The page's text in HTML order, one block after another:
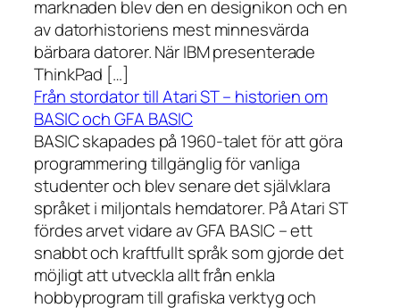
marknaden blev den en designikon och en
av datorhistoriens mest minnesvärda
bärbara datorer. När IBM presenterade
ThinkPad […]
Från stordator till Atari ST – historien om
BASIC och GFA BASIC
BASIC skapades på 1960-talet för att göra
programmering tillgänglig för vanliga
studenter och blev senare det självklara
språket i miljontals hemdatorer. På Atari ST
fördes arvet vidare av GFA BASIC – ett
snabbt och kraftfullt språk som gjorde det
möjligt att utveckla allt från enkla
hobbyprogram till grafiska verktyg och